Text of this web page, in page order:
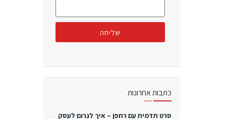
שליחה
כתבות אחרונות
סרט תדמית עם רחפן – איך לגרום לעסק